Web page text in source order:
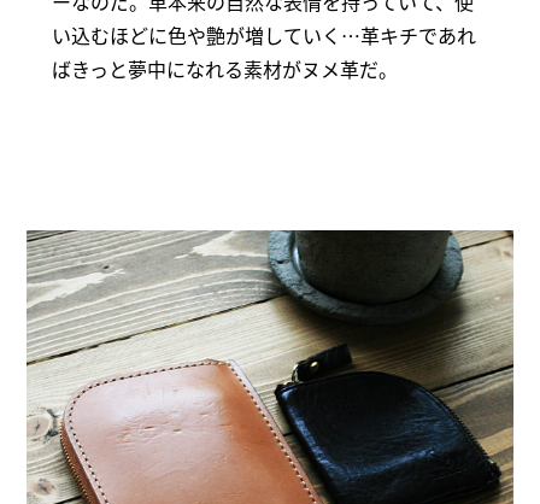
い込むほどに色や艶が増していく…革キチであれ
ばきっと夢中になれる素材がヌメ革だ。